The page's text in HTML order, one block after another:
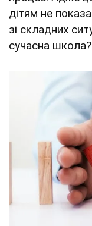
дітям не
зі складних
сучасна школа?